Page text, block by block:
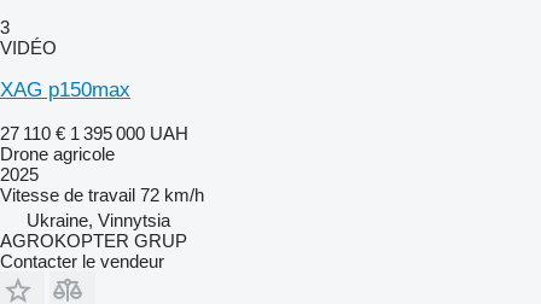
3
VIDÉO
XAG p150max
27 110 € 1 395 000 UAH
Drone agricole
2025
Vitesse de travail 72 km/h
Ukraine, Vinnytsia
AGROKOPTER GRUP
Contacter le vendeur